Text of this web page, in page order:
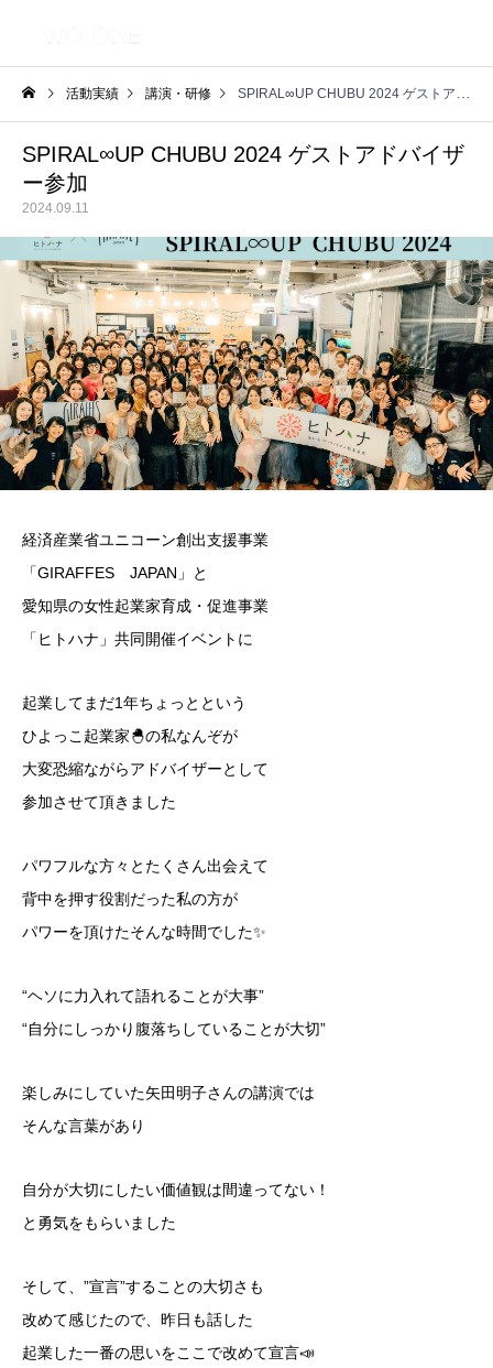
活動実績 講演・研修 SPIRAL∞UP CHUBU 2024 ゲストアドバイザー参加
SPIRAL∞UP CHUBU 2024 ゲストアドバイザ
ー参加
2024.09.11
経済産業省ユニコーン創出支援事業
「GIRAFFES JAPAN」と
愛知県の女性起業家育成・促進事業
「ヒトハナ」共同開催イベントに
起業してまだ1年ちょっとという
ひよっこ起業家🐣の私なんぞが
大変恐縮ながらアドバイザーとして
参加させて頂きました
パワフルな方々とたくさん出会えて
背中を押す役割だった私の方が
パワーを頂けたそんな時間でした✨
“ヘソに力入れて語れることが大事”
“自分にしっかり腹落ちしていることが大切”
楽しみにしていた矢田明子さんの講演では
そんな言葉があり
自分が大切にしたい価値観は間違ってない！
と勇気をもらいました
そして、”宣言”することの大切さも
改めて感じたので、昨日も話した
起業した一番の思いをここで改めて宣言📣